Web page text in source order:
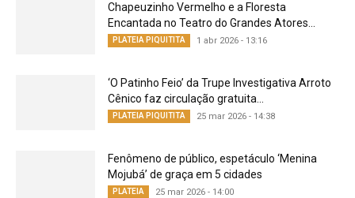
Chapeuzinho Vermelho e a Floresta
Encantada no Teatro do Grandes Atores...
PLATEIA PIQUITITA 1 abr 2026 - 13:16
‘O Patinho Feio’ da Trupe Investigativa Arroto
Cênico faz circulação gratuita...
PLATEIA PIQUITITA 25 mar 2026 - 14:38
Fenômeno de público, espetáculo ‘Menina
Mojubá’ de graça em 5 cidades
PLATEIA 25 mar 2026 - 14:00